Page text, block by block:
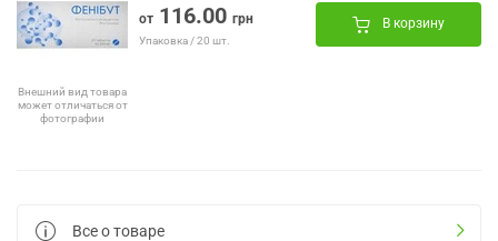
Внешний вид товара
может отличаться от
фотографии
от 116.00 грн
Упаковка / 20 шт.
В корзину
Все о товаре